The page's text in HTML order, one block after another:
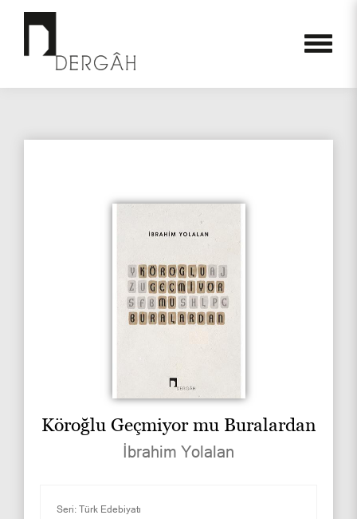
Köroğlu Geçmiyor mu Buralardan
İbrahim Yolalan
Seri: Türk Edebiyatı